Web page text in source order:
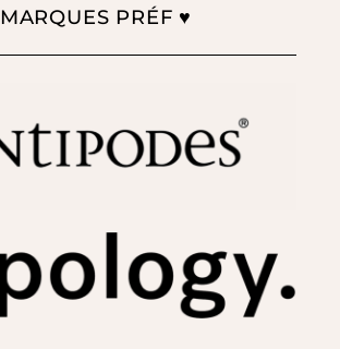
MARQUES PRÉF ♥